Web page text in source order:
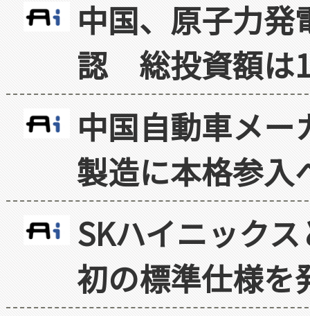
中国、原子力
認 総投資額は
中国自動車メ
製造に本格参入
SKハイニック
初の標準仕様を